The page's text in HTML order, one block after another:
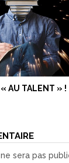
AU TALENT » !
sera pas